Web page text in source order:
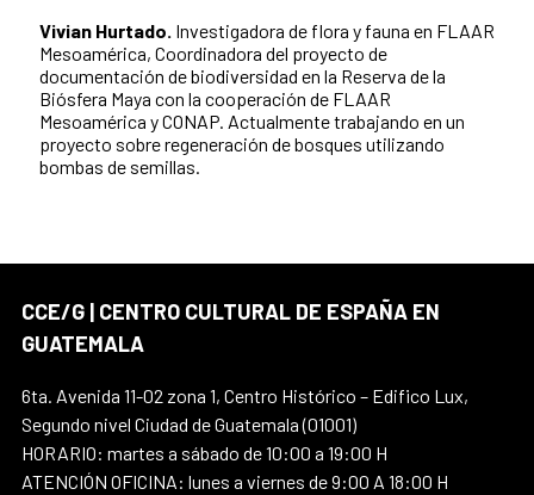
Vivian Hurtado. Investigadora de flora y fauna en FLAAR
Mesoamérica, Coordinadora del proyecto de
documentación de biodiversidad en la Reserva de la
Biósfera Maya con la cooperación de FLAAR
Mesoamérica y CONAP. Actualmente trabajando en un
proyecto sobre regeneración de bosques utilizando
bombas de semillas.
CCE/G | CENTRO CULTURAL DE ESPAÑA EN
GUATEMALA
6ta. Avenida 11-02 zona 1, Centro Histórico – Edifico Lux,
Segundo nivel Ciudad de Guatemala (01001)
HORARIO: martes a sábado de 10:00 a 19:00 H
ATENCIÓN OFICINA: lunes a viernes de 9:00 A 18:00 H